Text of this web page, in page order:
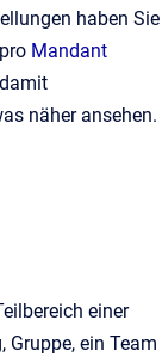
haben Sie
Mandant
näher ansehen.
einer
Gruppe, ein Team